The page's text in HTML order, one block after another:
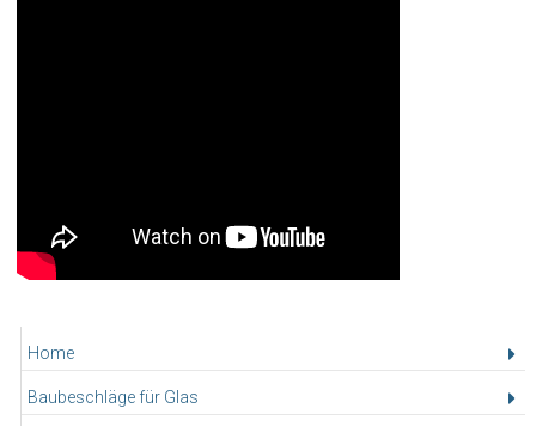
Home
Baubeschläge für Glas